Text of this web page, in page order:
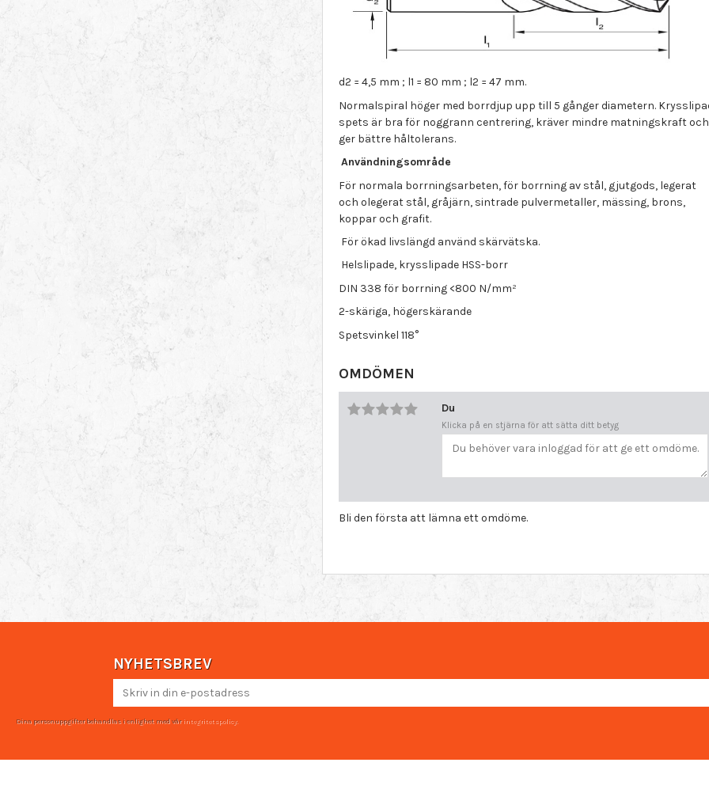
d2 = 4,5 mm ; l1 = 80 mm ; l2 = 47 mm.
Normalspiral höger med borrdjup upp till 5 gånger diametern.
spets är bra för noggrann centrering, kräver mindre matningskraft och
ger bättre håltolerans.
Användningsområde
För normala borrningsarbeten, för borrning av stål, gjutgods, legerat
och olegerat stål, gråjärn, sintrade pulvermetaller, mässing, brons,
koppar och grafit.
För ökad livslängd använd skärvätska.
Helslipade, krysslipade HSS-borr
DIN 338 för borrning <800 N/mm²
2-skäriga, högerskärande
Spetsvinkel 118°
OMDÖMEN
Du
Klicka på en stjärna för att sätta ditt betyg
Bli den första att lämna ett omdöme.
NYHETSBREV
Dina personuppgifter behandlas i enlighet med vår integritetspolicy.